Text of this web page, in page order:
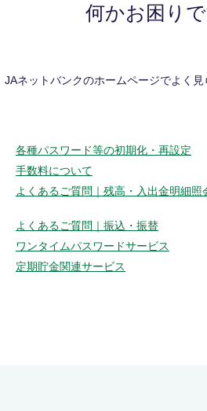
何かお困り
JAネットバンクのホームページでよく見
各種パスワード等の初期化・再設定
手数料について
よくあるご質問｜残高・入出金明細照
よくあるご質問｜振込・振替
ワンタイムパスワードサービス
定期貯金関連サービス